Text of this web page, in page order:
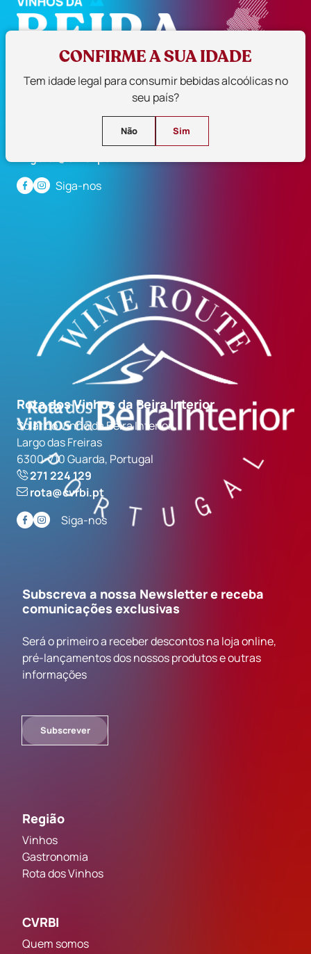
Solar do Vinho da Beira Interior
6300-710 Guarda, Portugal
geral@cvrbi.pt
Siga-nos
Rota dos Vinhos da Beira Interior
Solar do Vinho da Beira Interior
Largo das Freiras
6300-710 Guarda, Portugal
271 224 129
rota@cvrbi.pt
Siga-nos
Subscreva a nossa Newsletter e receba
comunicações exclusivas
Será o primeiro a receber descontos na loja online,
pré-lançamentos dos nossos produtos e outras
informações
Subscrever
Região
Vinhos
Gastronomia
Rota dos Vinhos
CVRBI
Quem somos
CONFIRME A SUA IDADE
Tem idade legal para consumir bebidas alcoólicas no
seu país?
Não Sim